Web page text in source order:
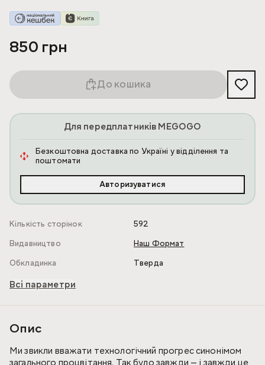
850 грн
До кошика
Для передплатників MEGOGO
Безкоштовна доставка по Україні у відділення та
поштомати
Авторизуватися
Кількість сторінок
592
Видавництво
Наш Формат
Обкладинка
Тверда
Всі параметри
Опис
Ми звикли вважати технологічний прогрес синонімом
загального процвітання. Так було завжди — і завжди це